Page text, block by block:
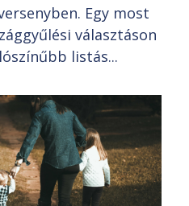
Egy most
választáson
listás...